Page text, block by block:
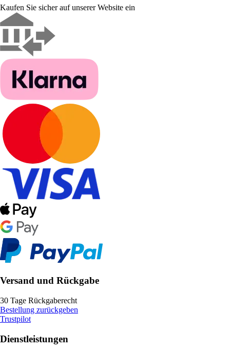
Kaufen Sie sicher auf unserer Website ein
Versand und Rückgabe
30 Tage Rückgaberecht
Bestellung zurückgeben
Trustpilot
Dienstleistungen